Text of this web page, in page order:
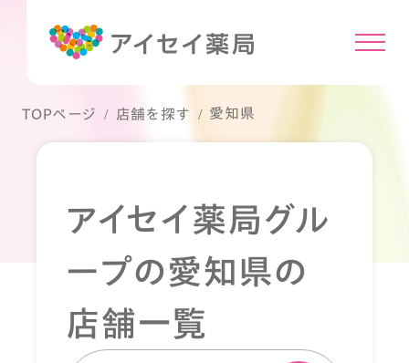
TOPページ 店舗を探す 愛知県
アイセイ薬局グル
ープの愛知県の
店舗一覧